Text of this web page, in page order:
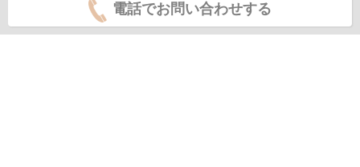
電話でお問い合わせする